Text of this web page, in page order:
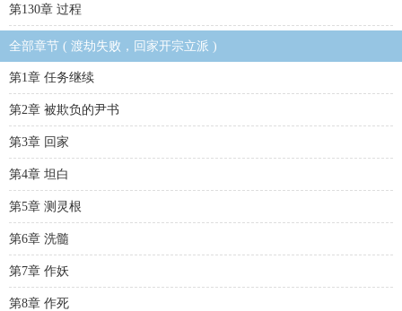
第130章 过程
全部章节 ( 渡劫失败，回家开宗立派 )
第1章 任务继续
第2章 被欺负的尹书
第3章 回家
第4章 坦白
第5章 测灵根
第6章 洗髓
第7章 作妖
第8章 作死